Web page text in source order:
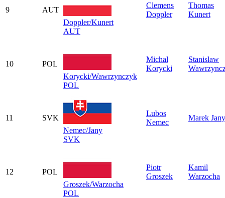
9
AUT
Doppler/Kunert
AUT
Clemens
Doppler
Thomas
Kunert
10
POL
Korycki/Wawrzynczyk
POL
Michal
Korycki
Stanislaw
11
SVK
Nemec/Jany
SVK
Lubos
Nemec
Marek Jany
12
POL
Groszek/Warzocha
POL
Piotr
Groszek
Kamil
Warzocha